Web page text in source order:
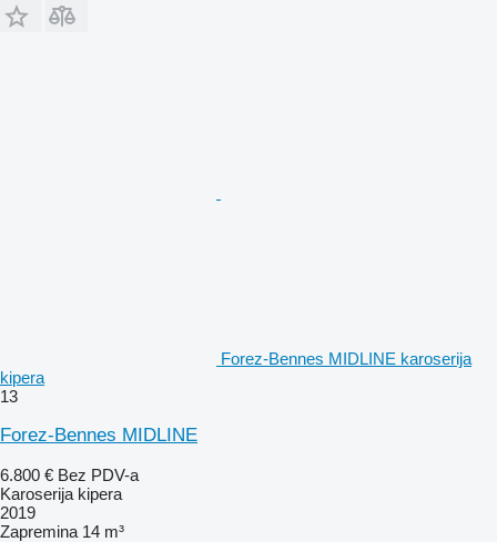
Forez-Bennes MIDLINE karoserija
kipera
13
Forez-Bennes MIDLINE
6.800 € Bez PDV-a
Karoserija kipera
2019
Zapremina 14 m³